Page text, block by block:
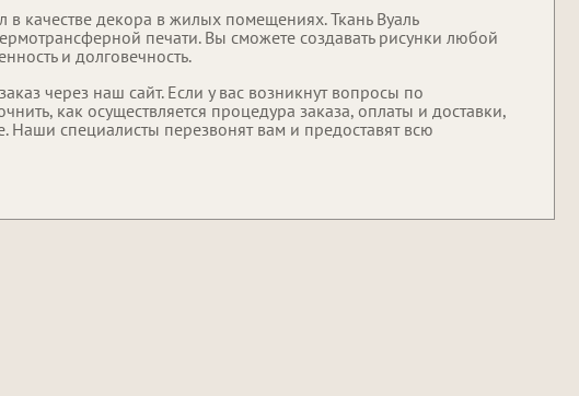
в качестве декора в жилых помещениях. Ткань Вуаль
печати. Вы сможете создавать рисунки любой
и долговечность.
через наш сайт. Если у вас возникнут вопросы по
как осуществляется процедура заказа, оплаты и доставки,
Наши специалисты перезвонят вам и предоставят всю